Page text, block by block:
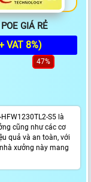
GIÁ RẺ
VAT 8%)
47%
S5 là
cũng như các cơ
quả và an toàn, với
xưởng này mang